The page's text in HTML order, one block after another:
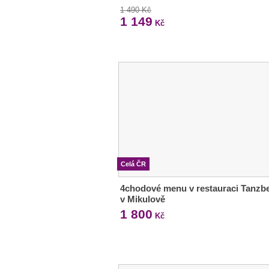
1 490 Kč
1 149 Kč
Celá ČR
4chodové menu v restauraci
v Mikulově
1 800 Kč